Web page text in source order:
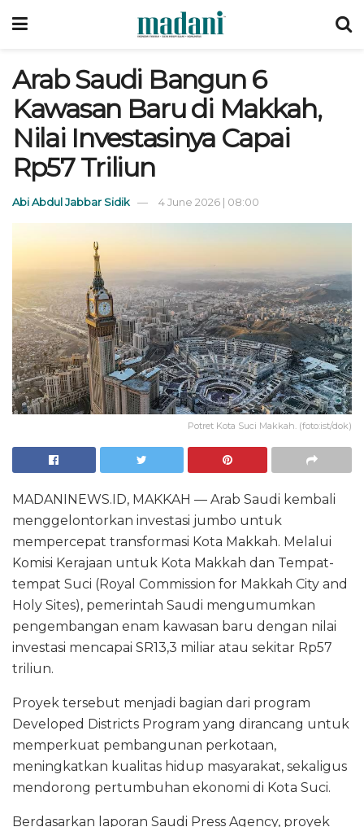
Arab Saudi Bangun 6
Kawasan Baru di Makkah,
Nilai Investasinya Capai
Rp57 Triliun
Abi Abdul Jabbar Sidik 4 June 2026 | 08:00
Potret Kota Suci Makkah. (foto:ist/dok)
MADANINEWS.ID, MAKKAH — Arab Saudi kembali
menggelontorkan investasi jumbo untuk
mempercepat transformasi Kota Makkah. Melalui
Komisi Kerajaan untuk Kota Makkah dan Tempat-
tempat Suci (Royal Commission for Makkah City and
Holy Sites), pemerintah Saudi mengumumkan
pengembangan enam kawasan baru dengan nilai
investasi mencapai SR13,3 miliar atau sekitar Rp57
triliun.
Proyek tersebut menjadi bagian dari program
Developed Districts Program yang dirancang untuk
memperkuat pembangunan perkotaan,
meningkatkan kualitas hidup masyarakat, sekaligus
mendorong pertumbuhan ekonomi di Kota Suci.
Berdasarkan laporan Saudi Press Agency, proyek